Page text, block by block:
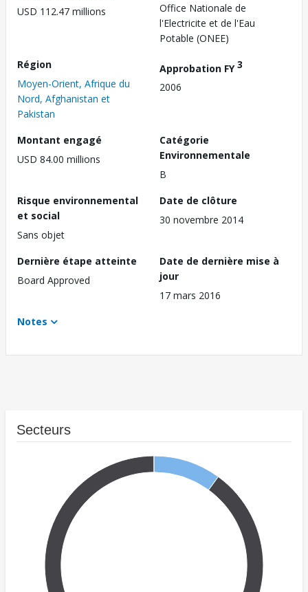
USD 112.47 millions
Office Nationale de
l'Electricite et de l'Eau
Potable (ONEE)
Région
Moyen-Orient, Afrique du
Nord, Afghanistan et
Pakistan
Approbation FY3
2006
Montant engagé
USD 84.00 millions
Catégorie
Environnementale
B
Risque environnemental
et social
Sans objet
Date de clôture
30 novembre 2014
Dernière étape atteinte
Board Approved
Date de dernière mise à
jour
17 mars 2016
Notes
Secteurs